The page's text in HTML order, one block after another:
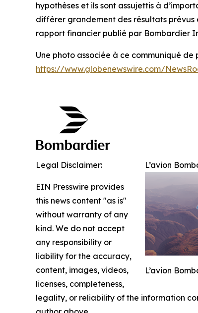
hypothèses et ils sont assujettis à
différer grandement des résultats prévus
rapport financier publié par Bombardier
Une photo associée à ce communiqué
https://www.globenewswire.com/
L’avion
L’avion
Legal Disclaimer:
EIN Presswire provides
this news content "as is"
without warranty of any
kind. We do not accept
any responsibility or
liability for the accuracy,
content, images, videos,
licenses, completeness,
legality, or reliability of the information